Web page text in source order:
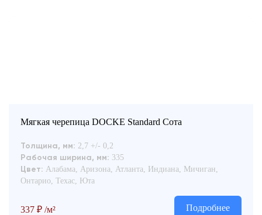
Мягкая черепица DOCKE Standard Сота
Толщина, мм: 2,7 +/- 0,2
Рабочая ширина, мм: 335
Цвет: Алабама, Аризона, Атланта, Индиана, Мичиган,
Онтарио, Техас, Юта
337 ₽ /м² Подробнее